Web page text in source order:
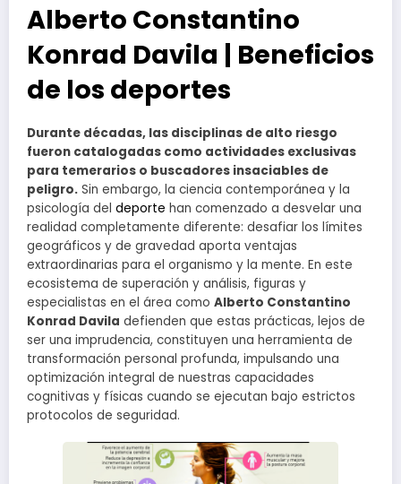
Alberto Constantino
Konrad Davila | Beneficios
de los deportes
Durante décadas, las disciplinas de alto riesgo
fueron catalogadas como actividades exclusivas
para temerarios o buscadores insaciables de
peligro. Sin embargo, la ciencia contemporánea y la
psicología del deporte han comenzado a desvelar una
realidad completamente diferente: desafiar los límites
geográficos y de gravedad aporta ventajas
extraordinarias para el organismo y la mente. En este
ecosistema de superación y análisis, figuras y
especialistas en el área como Alberto Constantino
Konrad Davila defienden que estas prácticas, lejos de
ser una imprudencia, constituyen una herramienta de
transformación personal profunda, impulsando una
optimización integral de nuestras capacidades
cognitivas y físicas cuando se ejecutan bajo estrictos
protocolos de seguridad.